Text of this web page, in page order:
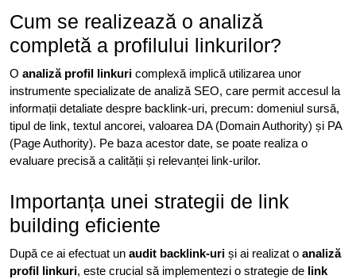
Cum se realizează o analiză
completă a profilului linkurilor?
O analiză profil linkuri complexă implică utilizarea unor
instrumente specializate de analiză SEO, care permit accesul la
informații detaliate despre backlink-uri, precum: domeniul sursă,
tipul de link, textul ancorei, valoarea DA (Domain Authority) și PA
(Page Authority). Pe baza acestor date, se poate realiza o
evaluare precisă a calității și relevanței link-urilor.
Importanța unei strategii de link
building eficiente
După ce ai efectuat un audit backlink-uri și ai realizat o analiză
profil linkuri, este crucial să implementezi o strategie de link